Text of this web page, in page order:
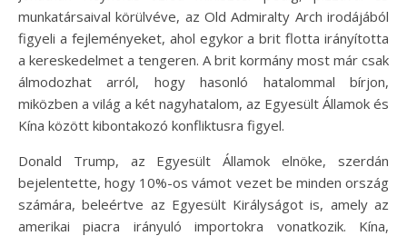
munkatársaival körülvéve, az Old Admiralty Arch irodájából
figyeli a fejleményeket, ahol egykor a brit flotta irányította
a kereskedelmet a tengeren. A brit kormány most már csak
álmodozhat arról, hogy hasonló hatalommal bírjon,
miközben a világ a két nagyhatalom, az Egyesült Államok és
Kína között kibontakozó konfliktusra figyel.
Donald Trump, az Egyesült Államok elnöke, szerdán
bejelentette, hogy 10%-os vámot vezet be minden ország
számára, beleértve az Egyesült Királyságot is, amely az
amerikai piacra irányuló importokra vonatkozik. Kína,